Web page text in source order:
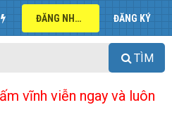
ĐĂNG NHẬP ĐĂNG KÝ
TÌM
vĩnh viễn ngay và luôn